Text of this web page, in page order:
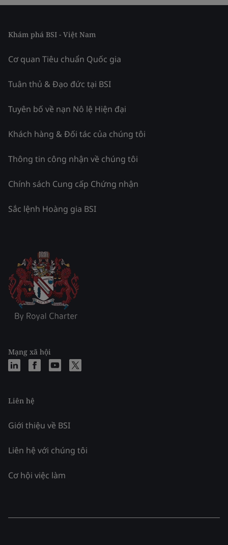
Khám phá BSI - Việt Nam
Cơ quan Tiêu chuẩn Quốc gia
Tuân thủ & Đạo đức tại BSI
Tuyên bố về nạn Nô lệ Hiện đại
Khách hàng & Đối tác của chúng tôi
Thông tin công nhận về chúng tôi
Chính sách Cung cấp Chứng nhận
Sắc lệnh Hoàng gia BSI
Mạng xã hội
Liên hệ
Giới thiệu về BSI
Liên hệ với chúng tôi
Cơ hội việc làm